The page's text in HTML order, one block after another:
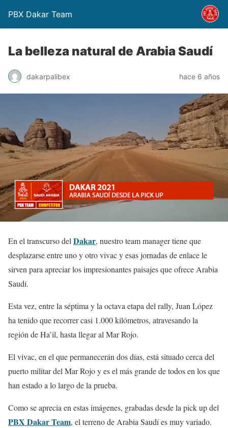
PBX Dakar Team
La belleza natural de Arabia Saudí
dakarpalibex hace 6 años
En el transcurso del Dakar, nuestro team manager tiene que
desplazarse entre uno y otro vivac y esas jornadas de enlace le
sirven para apreciar los impresionantes paisajes que ofrece Arabia
Saudí.
Esta vez, entre la séptima y la octava etapa del rally, Juan López
ha tenido que recorrer casi 1.000 kilómetros, atravesando la
región de Ha’il, hasta llegar al Mar Rojo.
El vivac, en el que permanecerán dos días, está situado cerca del
puerto militar del Mar Rojo y es el más grande de todos en los que
han estado a lo largo de la prueba.
Como se aprecia en estas imágenes, grabadas desde la pick up del
PBX Dakar Team, el terreno de Arabia Saudí es muy variado.